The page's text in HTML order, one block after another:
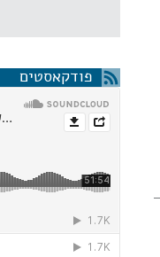
פודקאסטים